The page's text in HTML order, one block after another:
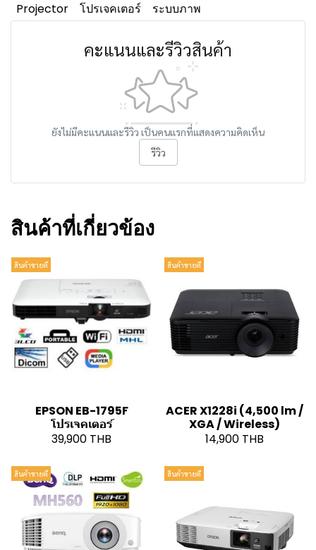
Projector โปรเจคเตอร์ ระบบภาพ
คะแนนและรีวิวสินค้า
ยังไม่มีคะแนนและรีวิว เป็นคนแรกที่แสดงความคิดเห็น
รีวิว
สินค้าที่เกี่ยวข้อง
สินค้าขายดี
EPSON EB-1795F
โปรเจคเตอร์
39,900 THB
สินค้าขายดี
ACER X1228i (4,500 lm /
XGA / Wireless)
14,900 THB
สินค้าขายดี สินค้าขายดี